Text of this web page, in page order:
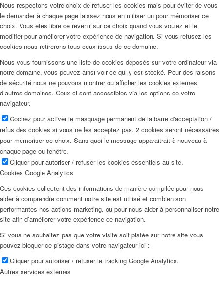
Nous respectons votre choix de refuser les cookies mais pour éviter de vous
le demander à chaque page laissez nous en utiliser un pour mémoriser ce
choix. Vous êtes libre de revenir sur ce choix quand vous voulez et le
modifier pour améliorer votre expérience de navigation. Si vous refusez les
cookies nous retirerons tous ceux issus de ce domaine.
Nous vous fournissons une liste de cookies déposés sur votre ordinateur via
notre domaine, vous pouvez ainsi voir ce qui y est stocké. Pour des raisons
de sécurité nous ne pouvons montrer ou afficher les cookies externes
d’autres domaines. Ceux-ci sont accessibles via les options de votre
navigateur.
Cochez pour activer le masquage permanent de la barre d’acceptation /
refus des cookies si vous ne les acceptez pas. 2 cookies seront nécessaires
pour mémoriser ce choix. Sans quoi le message apparaitrait à nouveau à
chaque page ou fenêtre.
Cliquer pour autoriser / refuser les cookies essentiels au site.
Cookies Google Analytics
Ces cookies collectent des informations de manière compilée pour nous
aider à comprendre comment notre site est utilisé et combien son
performantes nos actions marketing, ou pour nous aider à personnaliser notre
site afin d’améliorer votre expérience de navigation.
Si vous ne souhaitez pas que votre visite soit pistée sur notre site vous
pouvez bloquer ce pistage dans votre navigateur ici :
Cliquer pour autoriser / refuser le tracking Google Analytics.
Autres services externes